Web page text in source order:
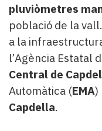
pluviòmetres
població de la
a la
l’Agència Estatal
Central de
Automàtica (EMA)
Capdella.